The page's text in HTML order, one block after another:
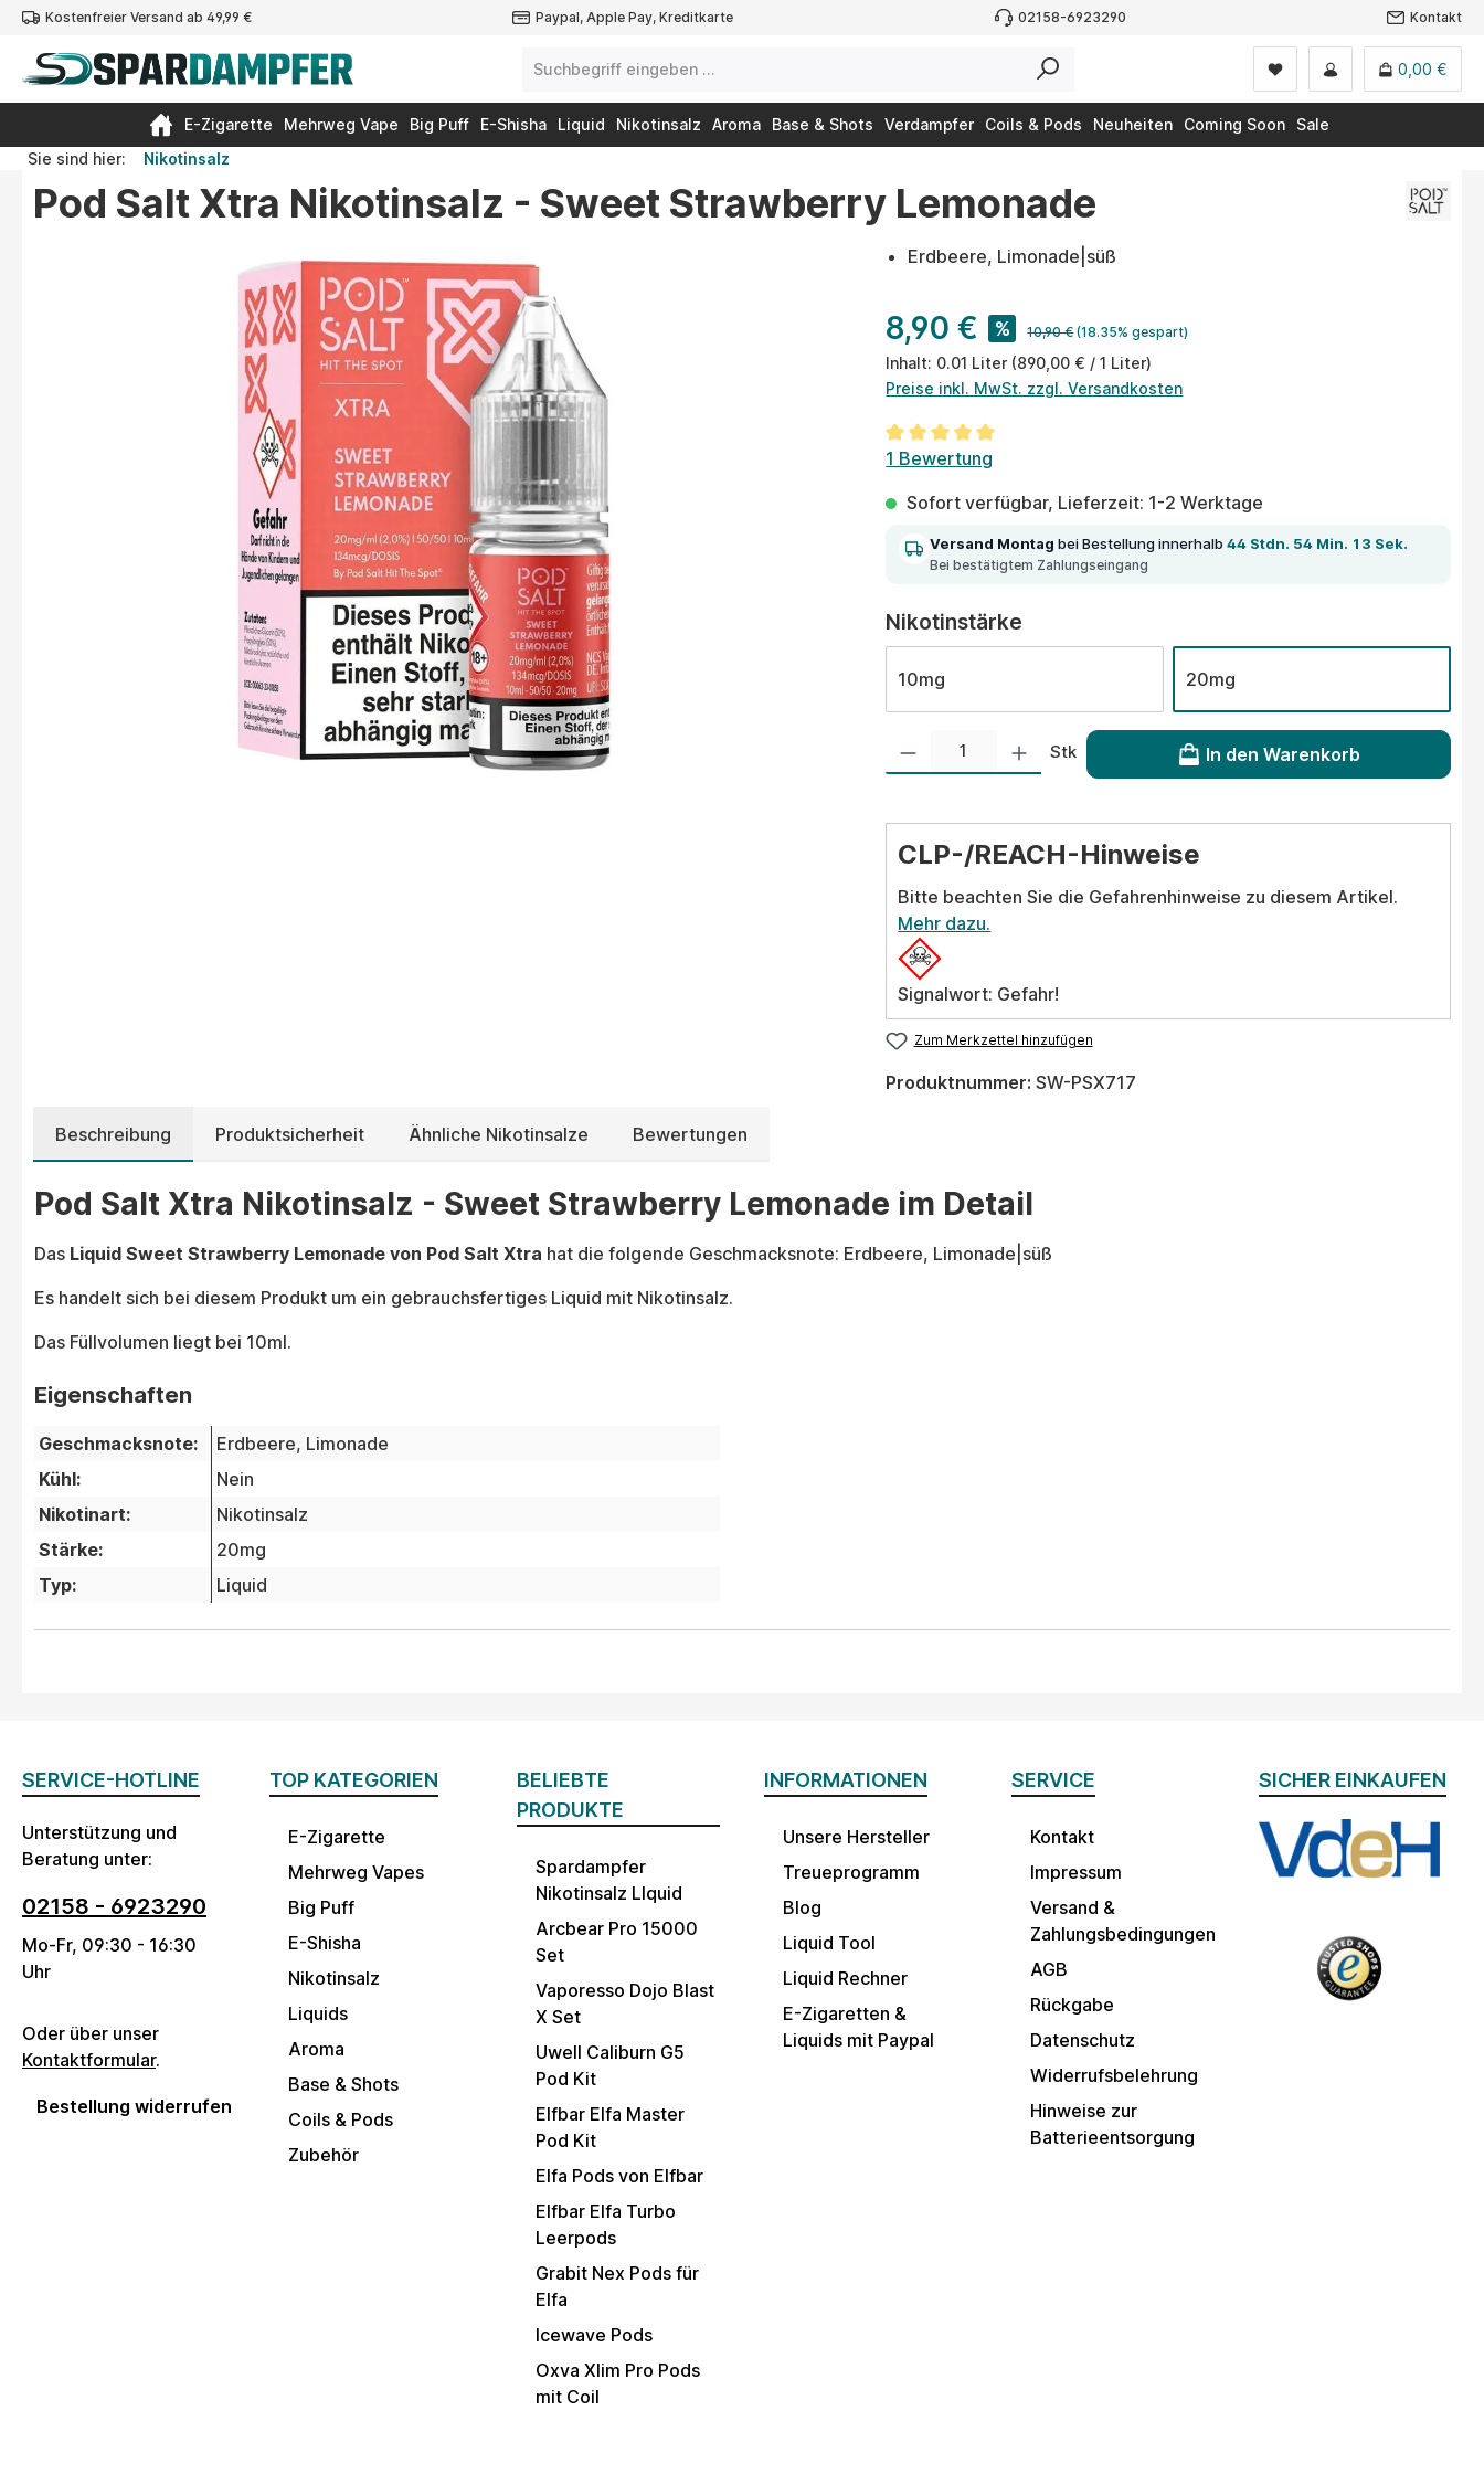
Zur Hauptnavigation springen
Kostenfreier Versand ab 49,99 € Paypal, Apple Pay, Kreditkarte 02158-6923290 Kontakt
0,00 €
E-Zigarette Mehrweg Vape Big Puff E-Shisha Liquid Nikotinsalz Aroma Base & Shots Verdampfer Coils & Pods Neuheiten Coming Soon
Sale
Sie sind hier:
Nikotinsalz
Pod Salt Xtra Nikotinsalz - Sweet Strawberry Lemonade
Erdbeere, Limonade|süß
8,90 € % 10,90 € (18.35% gespart)
Inhalt: 0.01 Liter (890,00 € / 1 Liter)
Preise inkl. MwSt. zzgl. Versandkosten
Durchschnittliche Bewertung von 5 von 5 Sternen
1 Bewertung
Sofort verfügbar, Lieferzeit: 1-2 Werktage
Versand Montag bei Bestellung innerhalb44 Stdn. 54 Min. 13 Sek.
Bei bestätigtem Zahlungseingang
Nikotinstärke
10mg 20mg
Produkt Anzahl: Gib den gewünschten Wert ein oder benutze die Schaltflächen um die
Stk In den Warenkorb
CLP-/REACH-Hinweise
Bitte beachten Sie die Gefahrenhinweise zu diesem Artikel.
Mehr dazu.
Signalwort: Gefahr!
Zum Merkzettel hinzufügen
Produktnummer:SW-PSX717
Beschreibung Produktsicherheit Ähnliche Nikotinsalze Bewertungen
Pod Salt Xtra Nikotinsalz - Sweet Strawberry Lemonade im Detail
Das Liquid Sweet Strawberry Lemonade von Pod Salt Xtra hat die folgende Geschmacksnote: Erdbeere, Limonade|süß
Es handelt sich bei diesem Produkt um ein gebrauchsfertiges Liquid mit Nikotinsalz.
Das Füllvolumen liegt bei 10ml.
Eigenschaften
Geschmacksnote: Erdbeere, Limonade
Kühl:
Nein
Nikotinart:
Nikotinsalz
Stärke:
20mg
Typ:
Liquid
SERVICE-HOTLINE
Unterstützung und
Beratung unter:
02158 - 6923290
Mo-Fr, 09:30 - 16:30
Uhr
Oder über unser
Kontaktformular.
Bestellung widerrufen
TOP KATEGORIEN
E-Zigarette
Mehrweg Vapes
Big Puff
E-Shisha
Nikotinsalz
Liquids
Aroma
Base & Shots
Coils & Pods
Zubehör
BELIEBTE
PRODUKTE
Spardampfer
Nikotinsalz LIquid
Arcbear Pro 15000
Set
Vaporesso Dojo Blast
X Set
Uwell Caliburn G5
Pod Kit
Elfbar Elfa Master
Pod Kit
Elfa Pods von Elfbar
Elfbar Elfa Turbo
Leerpods
Grabit Nex Pods für
Elfa
Icewave Pods
Oxva Xlim Pro Pods
mit Coil
INFORMATIONEN
Unsere Hersteller
Treueprogramm
Blog
Liquid Tool
Liquid Rechner
E-Zigaretten &
Liquids mit Paypal
SERVICE
Kontakt
Impressum
Versand &
Zahlungsbedingungen
AGB
Rückgabe
Datenschutz
Widerrufsbelehrung
Hinweise zur
Batterieentsorgung
SICHER EINKAUFEN